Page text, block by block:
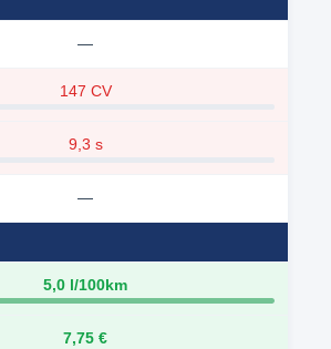
—
147 CV
9,3 s
—
5,0 l/100km
7,75 €